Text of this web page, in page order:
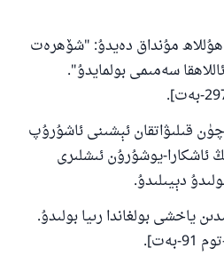
مۇنداق دەيدۇ: "شۆھرەت
سەمىمى بولمايدۇ".
قىلىۋاتقان ئېشىنى ئاشۇرۇپ
ئاشكارا-يوشۇرۇن ئىشلىرى
دېيىلىدۇ.
ياخشى بولغاندا رىيا بولىدۇ.